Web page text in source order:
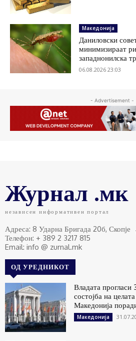
Македонија
Даниловски
минимизираат
западнонилска
06.08.2026 23:03
- Advertisement -
Журнал .мк
независен информативен портал
Адреса: 8 Ударна Бригада 20б, Скопје
Телефон: + 389 2 3217 815
Email: info @ zurnal.mk
ОД УРЕДНИКОТ
Владата прогласи
состојба на
Македонија
Македонија